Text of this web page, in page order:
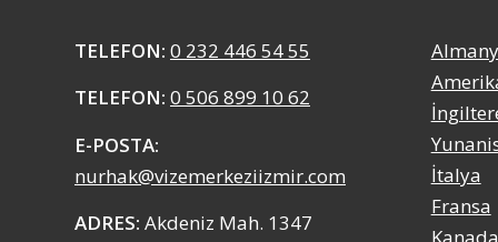
TELEFON: 0 232 446 54 55
TELEFON: 0 506 899 10 62
E-POSTA:
nurhak@vizemerkeziizmir.com
ADRES: Akdeniz Mah. 1347
İtalya
Fransa
Kanada